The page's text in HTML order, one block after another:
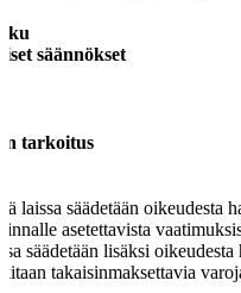
säännökset
tarkoitus
laissa säädetään oikeudesta
asetettavista
säädetään lisäksi
takaisinmaksettavia